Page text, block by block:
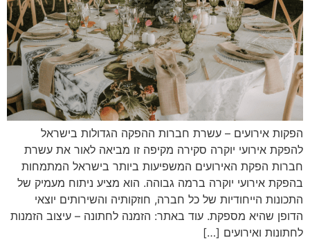
הפקות אירועים – עשרת חברות ההפקה הגדולות בישראל
להפקת אירועי יוקרה סקירה מקיפה זו מביאה לאור את עשרת
חברות הפקת האירועים המשפיעות ביותר בישראל המתמחות
בהפקת אירועי יוקרה ברמה גבוהה. הוא מציע ניתוח מעמיק של
התכונות הייחודיות של כל חברה, חוזקותיה והשירותים יוצאי
הדופן שהיא מספקת. עוד באתר: הזמנה לחתונה – עיצוב הזמנות
לחתונות ואירועים […]